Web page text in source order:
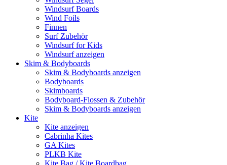
Windsurf Boards
Wind Foils
Finnen
Surf Zubehör
Windsurf for Kids
Windsurf anzeigen
Skim & Bodyboards
Skim & Bodyboards anzeigen
Bodyboards
Skimboards
Bodyboard-Flossen & Zubehör
Skim & Bodyboards anzeigen
Kite
Kite anzeigen
Cabrinha Kites
GA Kites
PLKB Kite
Kite Bag / Kite Boardbag